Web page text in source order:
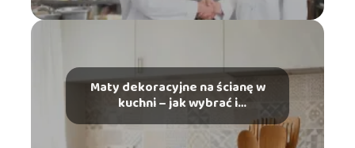
Maty dekoracyjne na ścianę w
kuchni – jak wybrać i
zamontować?